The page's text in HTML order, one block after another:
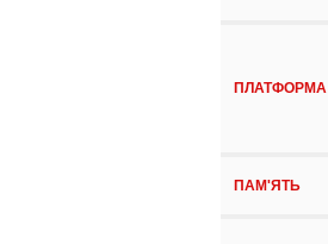
ПЛАТФОРМА
ПАМ'ЯТЬ